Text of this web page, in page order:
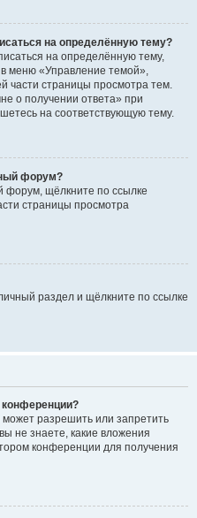
на определённую тему?
на определённую тему,
меню «Управление темой»,
части страницы просмотра тем.
о получении ответа» при
на соответствующую тему.
форум?
форум, щёлкните по ссылке
страницы просмотра
раздел и щёлкните по ссылке
разрешить или запретить
не знаете, какие вложения
конференции для получения